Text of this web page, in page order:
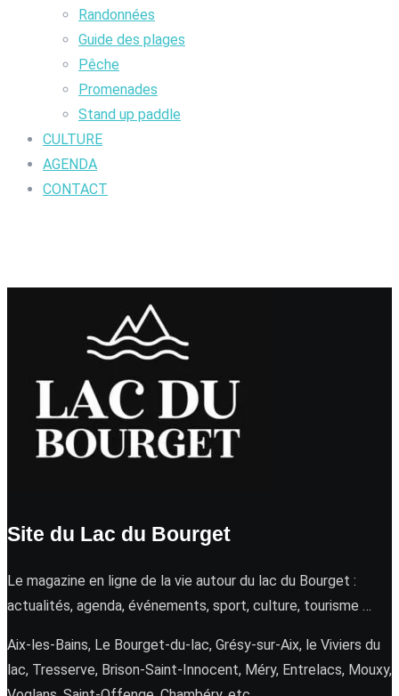
Randonnées
Guide des plages
Pêche
Promenades
Stand up paddle
CULTURE
AGENDA
CONTACT
Site du Lac du Bourget
Le magazine en ligne de la vie autour du lac du Bourget :
actualités, agenda, événements, sport, culture, tourisme …
Aix-les-Bains, Le Bourget-du-lac, Grésy-sur-Aix, le Viviers du
lac, Tresserve, Brison-Saint-Innocent, Méry, Entrelacs, Mouxy,